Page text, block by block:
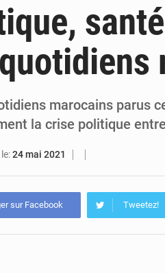
5 août 2026
5 août 2026 Travail
marocains parus
la crise politique
le:24 mai 2021
sur Facebook Tweetez!